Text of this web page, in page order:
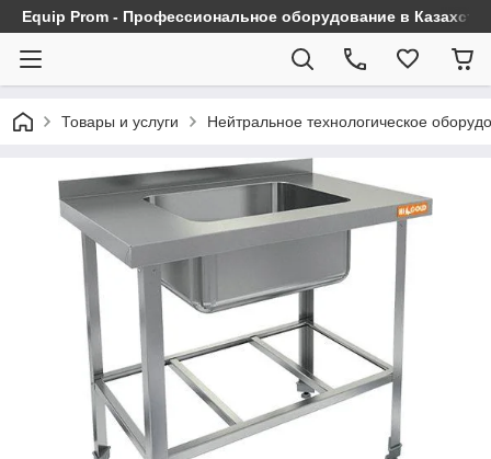
Equip Prom - Профессиональное оборудование в
Товары и услуги Нейтральное технологическое